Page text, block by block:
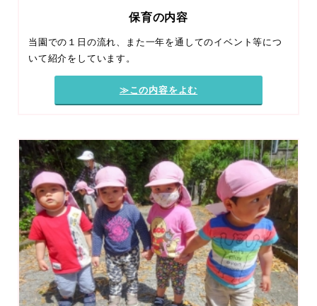
保育の内容
当園での１日の流れ、また一年を通してのイベント等につ
いて紹介をしています。
≫この内容をよむ